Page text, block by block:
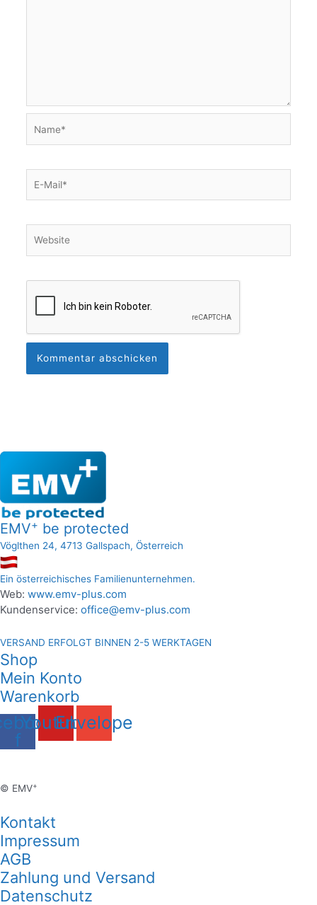
Mail*
EMV+ be protected
Vöglthen 24, 4713 Gallspach, Österreich
Ein österreichisches Familienunternehmen.
Web: www.emv-plus.com
Kundenservice: office@emv-plus.com
VERSAND ERFOLGT BINNEN 2-5 WERKTAGEN
Shop
Mein Konto
Warenkorb
f
YoutubeEnvelope
© EMV+
Kontakt
Impressum
AGB
Zahlung und Versand
Datenschutz